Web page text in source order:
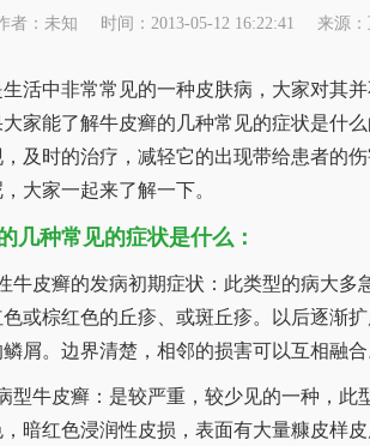
者：未知 时间：2013-05-12 16:22:41 来源：
中非常常见的一种皮肤病，大家对其并
家能了解牛皮癣的几种常见的症状是什
及时的治疗，减轻它的出现带给患者的
大家一起来了解一下。
种常见的症状是什么：
皮癣的发病初期症状：此类型的病大多
或棕红色的丘疹、或斑丘疹。以后逐渐
鳞屑。边界清楚，相邻的损害可以互相融合
牛皮癣：是较严重，较少见的一种，此
暗红色浸润性皮损，表面有大量糠皮样